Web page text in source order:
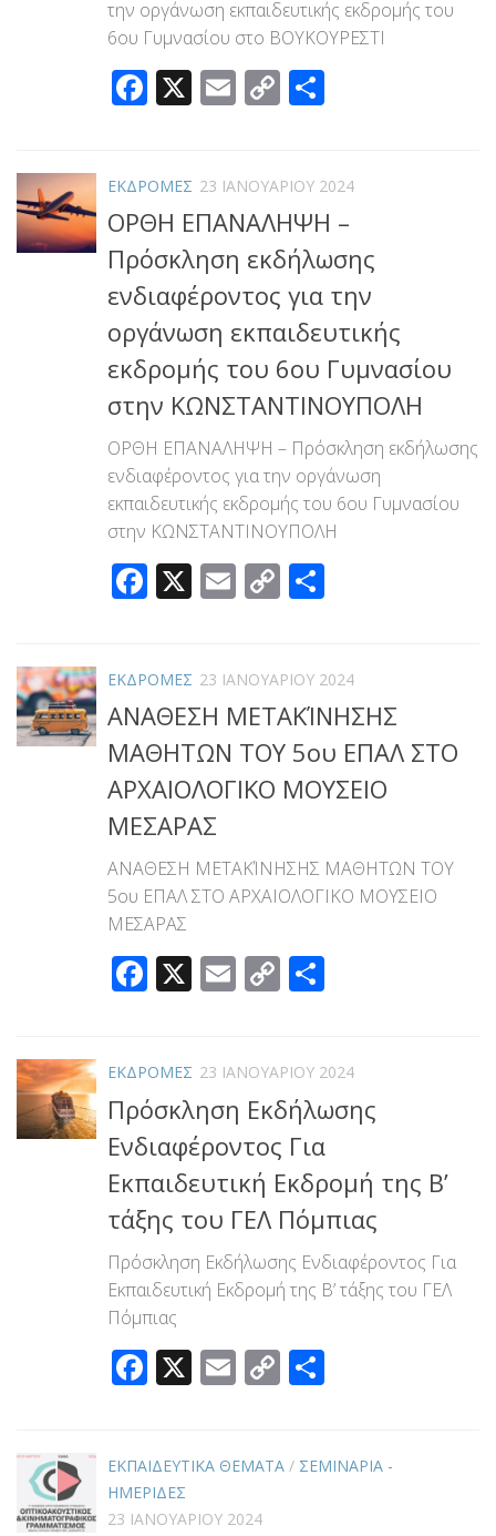
την οργάνωση εκπαιδευτικής εκδρομής του
6ου Γυμνασίου στο ΒΟΥΚΟΥΡΕΣΤΙ
Facebook
X Email
Copy
ΕΚΔΡΟΜΕΣ 23 ΙΑΝΟΥΑΡΊΟΥ 2024
ΟΡΘΗ ΕΠΑΝΑΛΗΨΗ –
Πρόσκληση εκδήλωσης
ενδιαφέροντος για την
οργάνωση εκπαιδευτικής
εκδρομής του 6ου Γυμνασίου
στην ΚΩΝΣΤΑΝΤΙΝΟΥΠΟΛΗ
ΟΡΘΗ ΕΠΑΝΑΛΗΨΗ – Πρόσκληση εκδήλωσης
ενδιαφέροντος για την οργάνωση
εκπαιδευτικής εκδρομής του 6ου Γυμνασίου
στην ΚΩΝΣΤΑΝΤΙΝΟΥΠΟΛΗ
Facebook
X Email
Copy
ΕΚΔΡΟΜΕΣ 23 ΙΑΝΟΥΑΡΊΟΥ 2024
ΑΝΑΘΕΣΗ ΜΕΤΑΚΊΝΗΣΗΣ
ΜΑΘΗΤΩΝ ΤΟΥ 5ου ΕΠΑΛ ΣΤΟ
ΑΡΧΑΙΟΛΟΓΙΚΟ ΜΟΥΣΕΙΟ
ΜΕΣΑΡΑΣ
ΑΝΑΘΕΣΗ ΜΕΤΑΚΊΝΗΣΗΣ ΜΑΘΗΤΩΝ ΤΟΥ
5ου ΕΠΑΛ ΣΤΟ ΑΡΧΑΙΟΛΟΓΙΚΟ ΜΟΥΣΕΙΟ
ΜΕΣΑΡΑΣ
Facebook
X Email
Copy
ΕΚΔΡΟΜΕΣ 23 ΙΑΝΟΥΑΡΊΟΥ 2024
Πρόσκληση Εκδήλωσης
Ενδιαφέροντος Για
Εκπαιδευτική Εκδρομή της Β’
τάξης του ΓΕΛ Πόμπιας
Πρόσκληση Εκδήλωσης Ενδιαφέροντος Για
Εκπαιδευτική Εκδρομή της Β’ τάξης του ΓΕΛ
Πόμπιας
Facebook
X Email
Copy
ΕΚΠΑΙΔΕΥΤΙΚΑ ΘΕΜΑΤΑ / ΣΕΜΙΝΑΡΙΑ -
ΗΜΕΡΙΔΕΣ
23 ΙΑΝΟΥΑΡΊΟΥ 2024